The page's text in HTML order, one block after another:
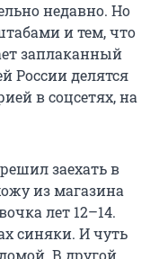
недавно. Но
и тем, что
заплаканный
России делятся
в соцсетях, на
заехать в
из магазина
лет 12–14.
синяки. И чуть
В другой